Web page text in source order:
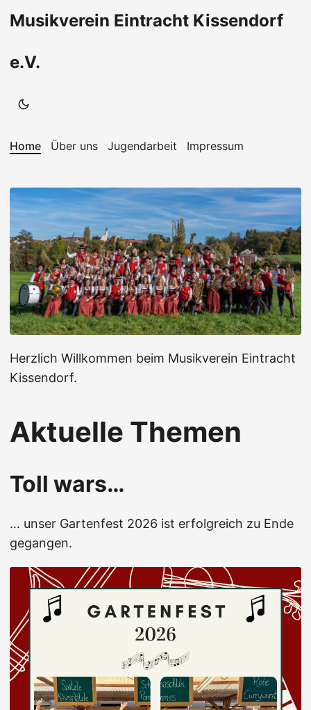
Musikverein Eintracht Kissendorf
e.V.
Home Über uns Jugendarbeit Impressum
Herzlich Willkommen beim Musikverein Eintracht
Kissendorf.
Aktuelle Themen
Toll wars…
… unser Gartenfest 2026 ist erfolgreich zu Ende
gegangen.